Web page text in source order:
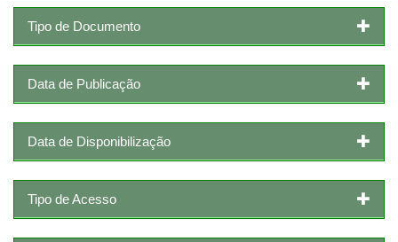
Tipo de Documento
Data de Publicação
Data de Disponibilização
Tipo de Acesso